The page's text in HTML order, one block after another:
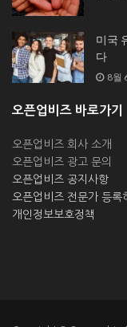
미국
다
8월
오픈업비즈 바로가기
오픈업비즈 회사 소개
오픈업비즈 광고 문의
오픈업비즈 공지사항
오픈업비즈 전문가 등록
개인정보보호정책